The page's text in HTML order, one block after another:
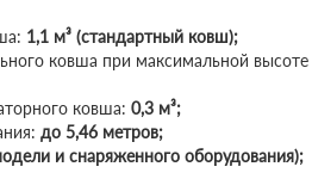
1,1 м³ (стандартный ковш);
ковша при максимальной высоте
ковша: 0,3 м³;
до 5,46 метров;
и снаряженного оборудования);